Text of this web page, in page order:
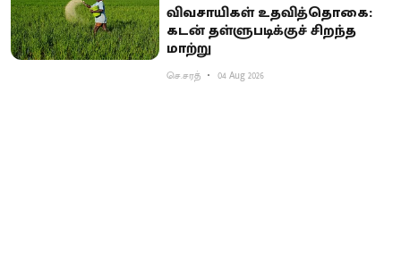
விவசாயிகள் உதவித்தொகை:
கடன் தள்ளுபடிக்குச் சிறந்த
மாற்று
செ.சரத் 04 Aug 2026